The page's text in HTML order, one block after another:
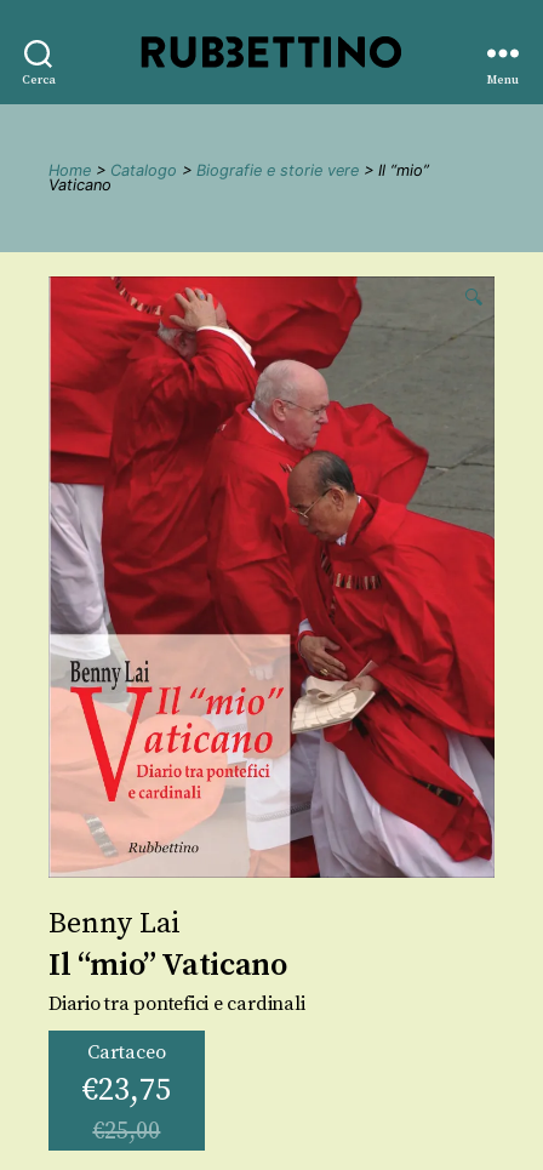
Cerca
editore
Menu
Home > Catalogo > Biografie e storie vere > Il “mio”
Vaticano
🔍
Benny Lai
Il “mio” Vaticano
Diario tra pontefici e cardinali
Cartaceo
€23,75
€25,00